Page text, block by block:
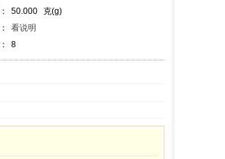
50.000 克(g)
看说明
8